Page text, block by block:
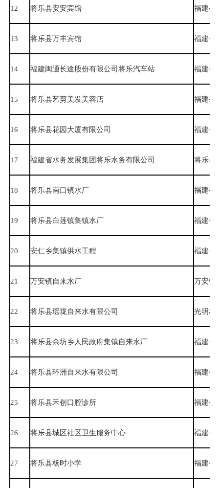
12 将乐县安安宾馆 福建省
13 将乐县万丰宾馆 福建省
14 福建闽通长途股份有限公司将乐汽车站 福建省
15 将乐县艺剪美发美容店 福建省
16 将乐县花园大厦有限公司 福建省
17 福建省水务发展集团将乐水务有限公司 将乐县
18 将乐县南口镇水厂 福建省
19 将乐县白莲镇集镇水厂 福建省
20 安仁乡集镇供水工程 福建省
21 万安镇自来水厂 万安镇
22 将乐县瑶珑自来水有限公司 光明村
23 将乐县余坊乡人民政府集镇自来水厂 福建省
24 将乐县环洲自来水有限公司 福建省
25 将乐县禾创口腔诊所 福建省
26 将乐县城区社区卫生服务中心 福建省
27 将乐县杨时小学 福建省